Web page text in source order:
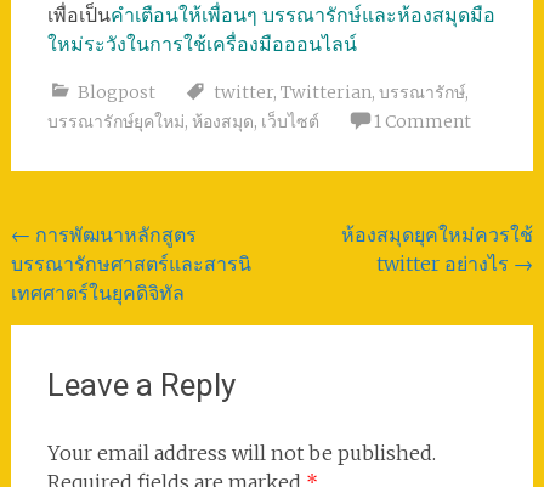
เพื่อเป็นคำเตือนให้เพื่อนๆ บรรณารักษ์และห้องสมุดมือ
ใหม่ระวังในการใช้เครื่องมือออนไลน์
Blogpost twitter, Twitterian, บรรณารักษ์,
บรรณารักษ์ยุคใหม่, ห้องสมุด, เว็บไซต์ 1 Comment
Post
navigation
← การพัฒนาหลักสูตร
บรรณารักษศาสตร์และสารนิ
เทศศาตร์ในยุคดิจิทัล
ห้องสมุดยุคใหม่ควรใช้
twitter อย่างไร →
Leave a Reply
Your email address will not be published.
Required fields are marked *